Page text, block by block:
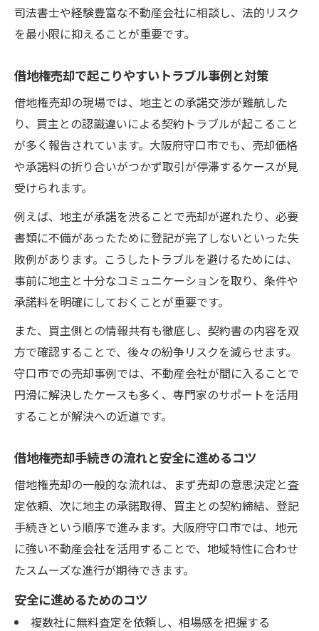
司法書士や経験豊富な不動産会社に相談し、法的リスク
を最小限に抑えることが重要です。
借地権売却で起こりやすいトラブル事例と対策
借地権売却の現場では、地主との承諾交渉が難航した
り、買主との認識違いによる契約トラブルが起こること
が多く報告されています。大阪府守口市でも、売却価格
や承諾料の折り合いがつかず取引が停滞するケースが見
受けられます。
例えば、地主が承諾を渋ることで売却が遅れたり、必要
書類に不備があったために登記が完了しないといった失
敗例があります。こうしたトラブルを避けるためには、
事前に地主と十分なコミュニケーションを取り、条件や
承諾料を明確にしておくことが重要です。
また、買主側との情報共有も徹底し、契約書の内容を双
方で確認することで、後々の紛争リスクを減らせます。
守口市での売却事例では、不動産会社が間に入ることで
円滑に解決したケースも多く、専門家のサポートを活用
することが解決への近道です。
借地権売却手続きの流れと安全に進めるコツ
借地権売却の一般的な流れは、まず売却の意思決定と査
定依頼、次に地主の承諾取得、買主との契約締結、登記
手続きという順序で進みます。大阪府守口市では、地元
に強い不動産会社を活用することで、地域特性に合わせ
たスムーズな進行が期待できます。
安全に進めるためのコツ
複数社に無料査定を依頼し、相場感を把握する